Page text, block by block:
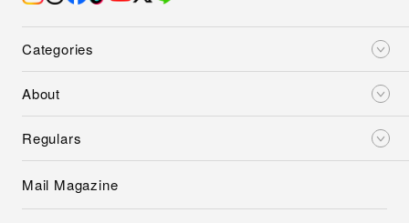
Categories
About
Regulars
Mail Magazine